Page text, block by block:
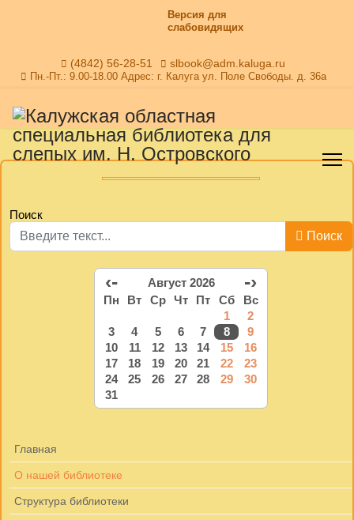
Версия для
слабовидящих
(4842) 56-28-51 slbook@adm.kaluga.ru
Пн.-Пт.: 9.00-18.00 Адрес: г. Калуга ул. Поле Свободы. д. 36а
Поиск
Поиск
‹- Август 2026 -›
Пн Вт Ср Чт Пт Сб
Вс
1
2
3
4 5 6 7 8
9
10
11 12 13 14 15
16
17
18 19 20 21 22
23
24
25 26 27 28 29
30
31
Главная
О нашей библиотеке
Структура библиотеки